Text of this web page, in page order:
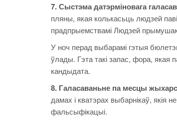
7. Сыстэма датэрміновага
пляны, якая колькасьць людзей
прадпрыемствамі Людзей
У ноч перад выбарамі гэтыя
ўлады. Гэта такі запас, фора, якая
кандыдата.
8. Галасаваньне па месцы
дамах і кватэрах выбарнікаў, якія
фальсыфікацыі.